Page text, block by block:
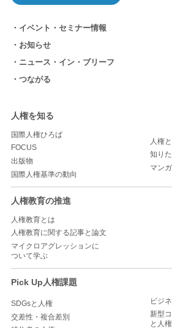
イベント・セミナー情報
お知らせ
ニュース・イン・ブリーフ
つながる
人権を知る
国際人権ひろば
FOCUS
出版物
国際人権基準の動向
人権
知り
マン
人権教育の推進
人権教育とは
人権教育に関する記事と論文
マイクロアグレッションに
ついて学ぶ
Pick Up人権課題
SDGsと人権
交差性・複合差別
ビジ
新型
と人